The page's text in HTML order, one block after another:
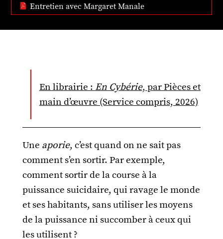
Entretien avec Margaret Manale
En librairie : En Cybérie, par Pièces et
main d’œuvre (Service compris, 2026)
Une aporie, c’est quand on ne sait pas
comment s’en sortir. Par exemple,
comment sortir de la course à la
puissance suicidaire, qui ravage le monde
et ses habitants, sans utiliser les moyens
de la puissance ni succomber à ceux qui
les utilisent ?